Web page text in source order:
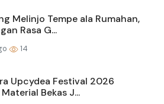
Melinjo Tempe ala Rumahan,
Rasa G...
14
Upcydea Festival 2026
Bekas J...